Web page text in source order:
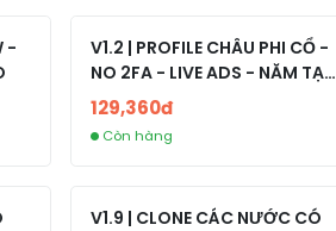
-
V1.2 | PROFILE CHÂU PHI CỔ -
NO 2FA - LIVE ADS - NĂM TẠO
2008-2024
129,360đ
Còn hàng
V1.9 | CLONE CÁC NƯỚC CÓ